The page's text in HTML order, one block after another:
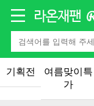
기획전
여름맞이특
가